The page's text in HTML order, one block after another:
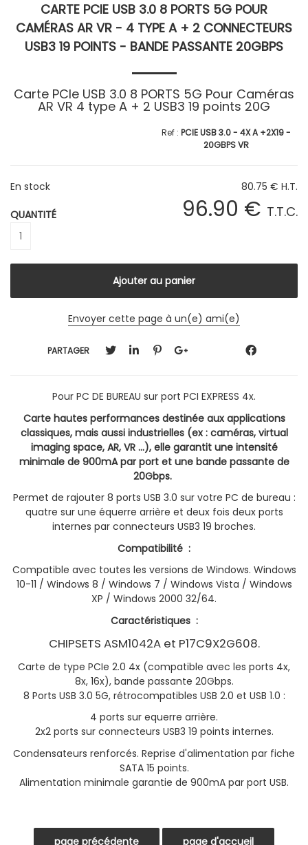
CARTE PCIE USB 3.0 8 PORTS 5G POUR
CAMÉRAS AR VR - 4 TYPE A + 2 CONNECTEURS
USB3 19 POINTS - BANDE PASSANTE 20GBPS
Carte PCIe USB 3.0 8 PORTS 5G Pour Caméras
AR VR 4 type A + 2 USB3 19 points 20G
PCIE USB 3.0 - 4X A +2X19 -
20GBPS VR
80.75 € H.T.
96.90 € T.T.C.
En stock
QUANTITÉ
Envoyer cette page à un(e) ami(e)
PARTAGER
Pour PC DE BUREAU sur port PCI EXPRESS 4x.
Carte hautes performances destinée aux applications
classiques, mais aussi industrielles (ex : caméras, virtual
imaging space, AR, VR ...), elle garantit une intensité
minimale de 900mA par port et une bande passante de
20Gbps.
Permet de rajouter 8 ports USB 3.0 sur votre PC de bureau :
quatre sur une équerre arrière et deux fois deux ports
internes par connecteurs USB3 19 broches.
Compatibilité :
Compatible avec toutes les versions de Windows. Windows
10-11 / Windows 8 / Windows 7 / Windows Vista / Windows
XP / Windows 2000 32/64.
Caractéristiques :
CHIPSETS ASM1042A et P17C9X2G608.
Carte de type PCIe 2.0 4x (compatible avec les ports 4x,
8x, 16x), bande passante 20Gbps.
8 Ports USB 3.0 5G, rétrocompatibles USB 2.0 et USB 1.0 :
4 ports sur equerre arrière.
2x2 ports sur connecteurs USB3 19 points internes.
Condensateurs renforcés. Reprise d'alimentation par fiche
SATA 15 points.
Alimentation minimale garantie de 900mA par port USB.